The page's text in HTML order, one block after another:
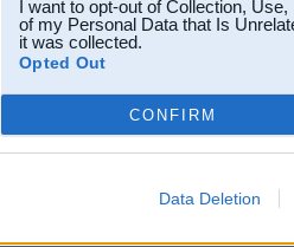
I want to opt-out of Collection,
of my Personal Data that Is
it was collected.
Opted Out
CONFIRM
Data Deletion